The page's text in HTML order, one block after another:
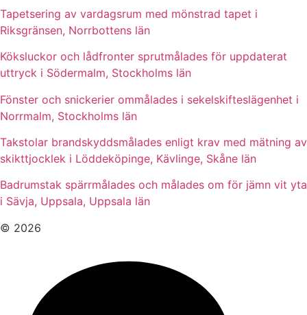
Tapetsering av vardagsrum med mönstrad tapet i
Riksgränsen, Norrbottens län
Köksluckor och lådfronter sprutmålades för uppdaterat
uttryck i Södermalm, Stockholms län
Fönster och snickerier ommålades i sekelskifteslägenhet i
Norrmalm, Stockholms län
Takstolar brandskyddsmålades enligt krav med mätning av
skikttjocklek i Löddeköpinge, Kävlinge, Skåne län
Badrumstak spärrmålades och målades om för jämn vit yta
i Sävja, Uppsala, Uppsala län
© 2026